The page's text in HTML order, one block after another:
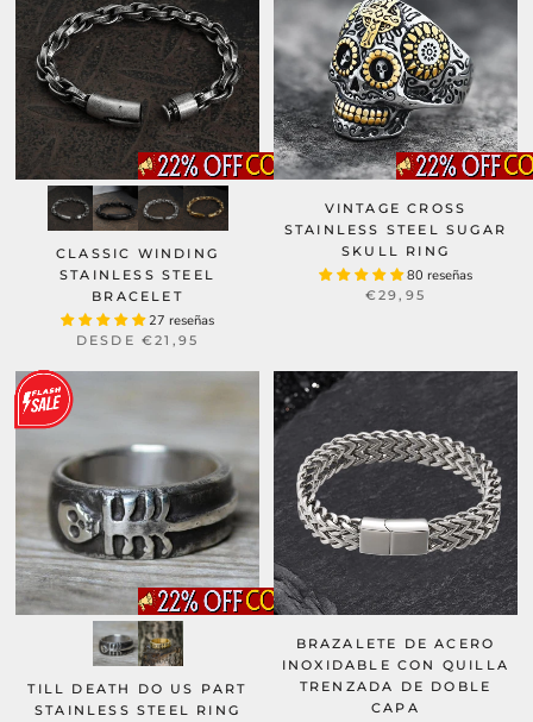
CLASSIC WINDING
STAINLESS STEEL
BRACELET
27 reseñas
DESDE €21,95
VINTAGE CROSS
STAINLESS STEEL SUGAR
SKULL RING
80 reseñas
€29,95
TILL DEATH DO US PART
STAINLESS STEEL RING
BRAZALETE DE ACERO
INOXIDABLE CON QUILLA
TRENZADA DE DOBLE
CAPA